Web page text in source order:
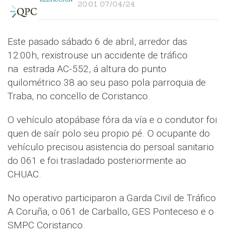
20:01 07/04/24
Este pasado sábado 6 de abril, arredor das
12:00h, rexistrouse un accidente de tráfico
na estrada AC-552, á altura do punto
quilométrico 38 ao seu paso pola parroquia de
Traba, no concello de Coristanco.
O vehículo atopábase fóra da vía e o condutor foi
quen de saír polo seu propio pé. O ocupante do
vehículo precisou asistencia do persoal sanitario
do 061 e foi trasladado posteriormente ao
CHUAC.
No operativo participaron a Garda Civil de Tráfico
A Coruña, o 061 de Carballo, GES Ponteceso e o
SMPC Coristanco.